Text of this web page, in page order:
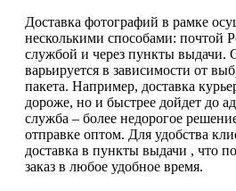
Доставка фотографий в рамке
несколькими способами: почтой
службой и через пункты выдачи.
варьируется в зависимости от
пакета. Например, доставка
дороже, но и быстрее дойдет до
служба – более недорогое
отправке оптом. Для удобства
доставка в пункты выдачи , что
заказ в любое удобное время.